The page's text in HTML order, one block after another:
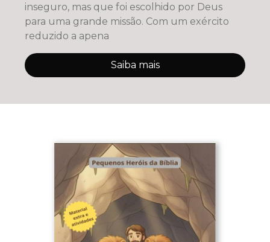
inseguro, mas que foi escolhido por Deus
para uma grande missão. Com um exército
reduzido a apena
Saiba mais